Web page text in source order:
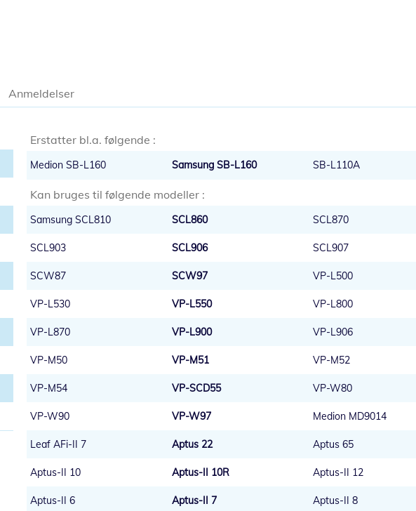
Erstatter bl.a. følgende :
Medion SB-L160 Samsung SB-L160 SB-L110A
Kan bruges til følgende modeller :
Samsung SCL810 SCL860 SCL870
SCL903 SCL906 SCL907
SCW87 SCW97 VP-L500
VP-L530 VP-L550 VP-L800
VP-L870 VP-L900 VP-L906
VP-M50 VP-M51 VP-M52
VP-M54 VP-SCD55 VP-W80
VP-W90 VP-W97 Medion MD9014
Leaf AFi-II 7 Aptus 22 Aptus 65
Aptus-II 10 Aptus-II 10R Aptus-II 12
Aptus-II 6 Aptus-II 7 Aptus-II 8
Anmeldelser